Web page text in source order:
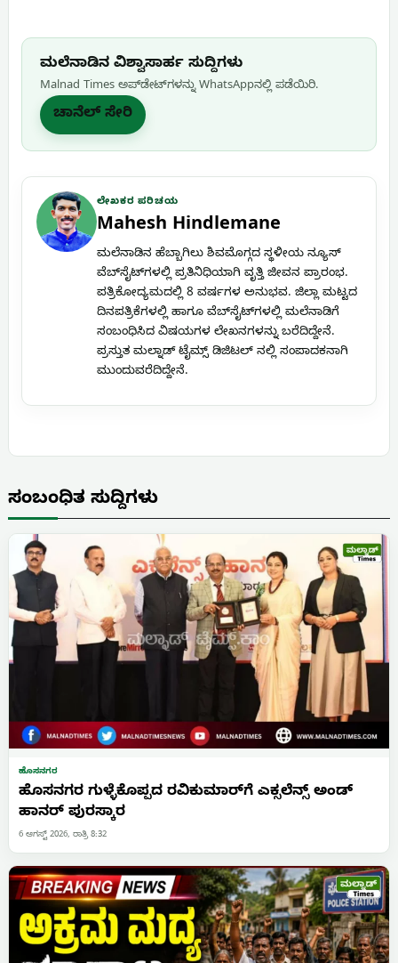
ಮಲೆನಾಡಿನ ವಿಶ್ವಾಸಾರ್ಹ ಸುದ್ದಿಗಳು
Malnad Times ಅಪ್‌ಡೇಟ್‌ಗಳನ್ನು WhatsApp‌ನಲ್ಲಿ ಪಡೆಯಿರಿ.
ಚಾನೆಲ್ ಸೇರಿ
ಲೇಖಕರ ಪರಿಚಯ
Mahesh Hindlemane
ಮಲೆನಾಡಿನ ಹೆಬ್ಬಾಗಿಲು ಶಿವಮೊಗ್ಗದ ಸ್ಥಳೀಯ ನ್ಯೂಸ್
ವೆಬ್‌ಸೈಟ್‌ಗಳಲ್ಲಿ ಪ್ರತಿನಿಧಿಯಾಗಿ ವೃತ್ತಿ ಜೀವನ ಪ್ರಾರಂಭ.
ಪತ್ರಿಕೋದ್ಯಮದಲ್ಲಿ 8 ವರ್ಷಗಳ ಅನುಭವ. ಜಿಲ್ಲಾ ಮಟ್ಟದ
ದಿನಪತ್ರಿಕೆಗಳಲ್ಲಿ ಹಾಗೂ ವೆಬ್‌ಸೈಟ್‌ಗಳಲ್ಲಿ ಮಲೆನಾಡಿಗೆ
ಸಂಬಂಧಿಸಿದ ವಿಷಯಗಳ ಲೇಖನಗಳನ್ನು ಬರೆದಿದ್ದೇನೆ.
ಪ್ರಸ್ತುತ ಮಲ್ನಾಡ್ ಟೈಮ್ಸ್ ಡಿಜಿಟಲ್ ನಲ್ಲಿ ಸಂಪಾದಕನಾಗಿ
ಮುಂದುವರೆದಿದ್ದೇನೆ.
ಸಂಬಂಧಿತ ಸುದ್ದಿಗಳು
ಹೊಸನಗರ
ಹೊಸನಗರ ಗುಳ್ಳೆಕೊಪ್ಪದ ರವಿಕುಮಾರ್‌ಗೆ ಎಕ್ಸಲೆನ್ಸ್ ಅಂಡ್
ಹಾನರ್ ಪುರಸ್ಕಾರ
6 ಆಗಸ್ಟ್ 2026, ರಾತ್ರಿ 8:32